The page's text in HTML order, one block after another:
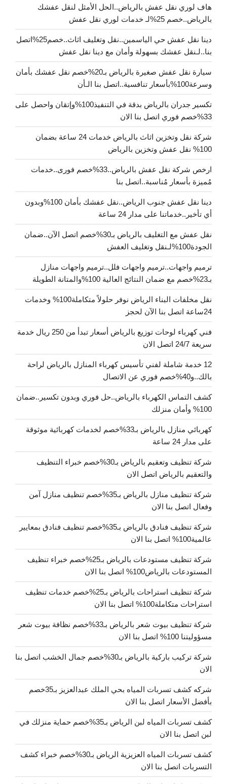
هاف لوري نقل عفش بالرياض..الحل الأمثل لنقل عفشك
بالرياض..خصم 25%لـ خدمات لوري نقل عفش
دينا نقل عفش حي الياسمين..نقل وتغليف اثاث..خصم25%اتصل
بنا..لـنقل عفشك بسهولة وأمان مع دينا نقل عفش
سيارة نقل عفش صغيرة بالرياض بـ20%خصم نقل عفشك بأمان
وسرعة100%بأسعار تنافسية..اتصل بنا الـأن
تكسير جدران بالرياض بدقة في التنفيذ100%وإتقان واحصل على
33%خصم فوري اتصل بنا الان
شركة نقل وتخزين اثاث بالرياض خدمات 24 ساعة بضمان
100% نقل عفش وتخزين بالرياض
ارخص شركة نقل عفش بالرياض..33%خصم فورى..خدمات
مُميزة بأسعار مُناسبة..اتصل بنا
دينا نقل عفش جنوب الرياض..نقل عفشك بأمان 100%وبدون
أي تأخير..خدماتنا على مدار 24 ساعة
نقل عفش مع التغليف بالرياض بـ30%خصم اتصل الآن..ضمان
الجودة100%لـنقل وتغليف العفش
ترميم واجهات..ترميم واجهات فلل..ترميم واجهات منازل
بـ23%خصم مع ضمان النتائج العالية 100%والمتانة الطويلة
نقل مخلفات البناء الرياض نوفر حلولاً متكاملة100% وخدمات
24ساعة اتصل بنا الآن لحجز
فني كهرباء لوحات توزيع بالرياض أسعار تبدأ من 250 ريال خدمة
سريعة 24/7 اتصل الان
12 خدمة شاملة لفني تأسيس كهرباء المنازل بالرياض لراحة
بالك..و40%خصم فوري عن الاتصال
كشف التماس الكهرباء بالرياض..حل فوري وبدون تكسير..ضمان
100% وأمان منزلك
كهربائي منازل بالرياض بـ33%خصم لخدمات كهربائية موثوقة
على مدار 24 ساعة
شركة تنظيف وتعقيم بالرياض بـ30%خصم خبراء التنظيف
والتعقيم بالرياض اتصل الان
شركة تنظيف منازل بالرياض بـ35%خصم تنظيف منازل آمن
وفعال اتصل بنا الان
شركة تنظيف فنادق بالرياض بـ35%خصم تنظيف فنادق بمعايير
عالمية100% اتصل بنا الان
شركة تنظيف مستودعات بالرياض بـ25%خصم خبراء تنظيف
المستودعات بالرياض100% اتصل بنا الان
شركة تنظيف استراحات بالرياض بـ25%خصم خدمات تنظيف
استراحات متكاملة100% اتصل بنا الان
شركة تنظيف بيوت شعر بالرياض بـ33%خصم نظافة بيوت شعر
مسؤوليتنا 100% اتصل بنا الان
شركة تركيب باركية بالرياض بـ30%خصم جمال الخشب اتصل بنا
الان
شركه كشف تسربات المياه بحي الملك عبدالعزيز بـ35خصم
بأفضل الأسعار اتصل بنا الان
كشف تسربات المياه لبن الرياض بـ35%خصم حماية منزلك في
لبن اتصل بنا الان
كشف تسربات المياه العزيزية الرياض بـ30%خصم خبراء كشف
التسربات اتصل بنا الان